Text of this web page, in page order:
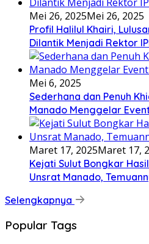
Mei 26, 2025Mei 26, 2025
Profil Halilul Khairi,
Dilantik Menjadi Rektor
Mei 6, 2025
Sederhana dan Penuh
Manado Menggelar
Maret 17, 2025Maret 17,
Kejati Sulut Bongkar
Unsrat Manado,
Selengkapnya
Popular Tags